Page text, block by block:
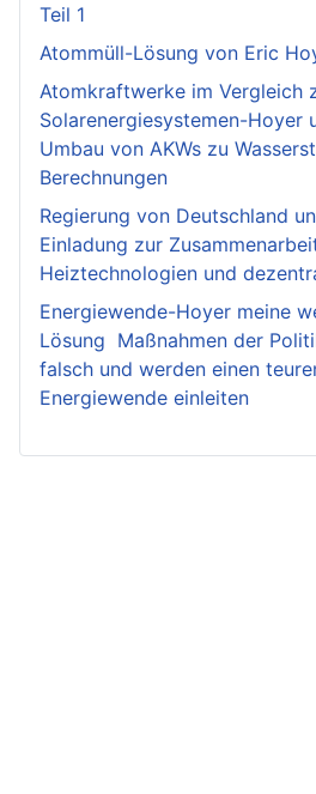
Teil 1
Atommüll-Lösung von Eric
Atomkraftwerke im Vergleich
Solarenergiesystemen-Hoyer
Umbau von AKWs zu
Berechnungen
Regierung von Deutschland
Einladung zur
Heiztechnologien und
Energiewende-Hoyer meine
Lösung Maßnahmen der
falsch und werden einen
Energiewende einleiten